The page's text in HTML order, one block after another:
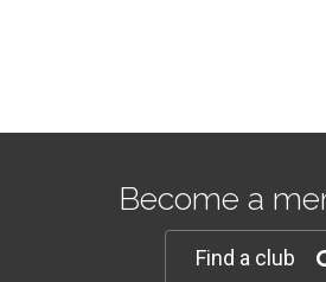
Become a
Find a club